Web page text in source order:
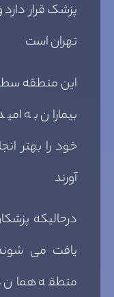
پزشک قرار دارد
تهران است
این منطقه سطح
بیماران به
خود را بهتر
آورند
درحالیکه
یافت می
منطقه همان